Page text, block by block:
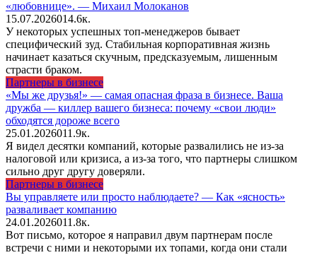
«любовнице». — Михаил Молоканов
15.07.2026014.6к.
У некоторых успешных топ-менеджеров бывает
специфический зуд. Стабильная корпоративная жизнь
начинает казаться скучным, предсказуемым, лишенным
страсти браком.
Партнеры в бизнесе
«Мы же друзья!» — самая опасная фраза в бизнесе. Ваша
дружба — киллер вашего бизнеса: почему «свои люди»
обходятся дороже всего
25.01.2026011.9к.
Я видел десятки компаний, которые развалились не из-за
налоговой или кризиса, а из-за того, что партнеры слишком
сильно друг другу доверяли.
Партнеры в бизнесе
Вы управляете или просто наблюдаете? — Как «ясность»
разваливает компанию
24.01.2026011.8к.
Вот письмо, которое я направил двум партнерам после
встречи с ними и некоторыми их топами, когда они стали